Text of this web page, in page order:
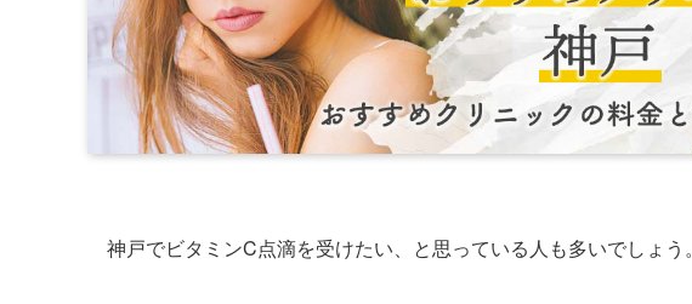
神戸でビタミンC点滴を受けたい、と思っている人も多いでしょう。